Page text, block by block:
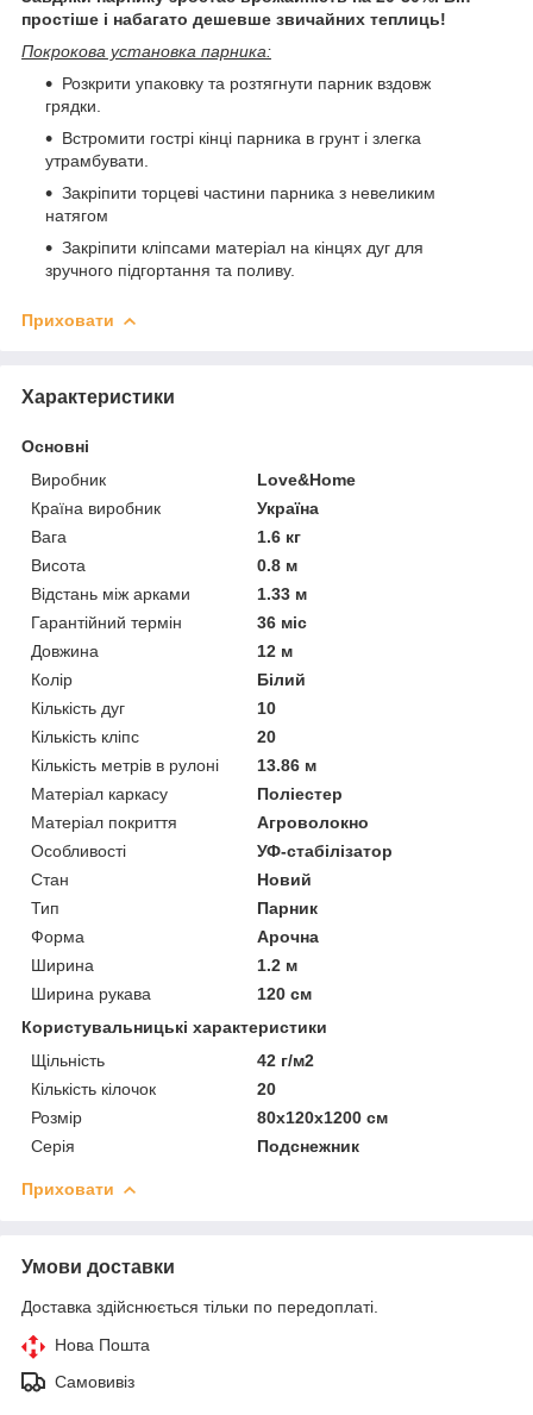
простіше і набагато дешевше звичайних теплиць!
Покрокова установка парника:
Розкрити упаковку та розтягнути парник вздовж
грядки.
Встромити гострі кінці парника в грунт і злегка
утрамбувати.
Закріпити торцеві частини парника з невеликим
натягом
Закріпити кліпсами матеріал на кінцях дуг для
зручного підгортання та поливу.
Приховати
Характеристики
Основні
Виробник
Love&Home
Країна виробник
Україна
Вага
1.6 кг
Висота
0.8 м
Відстань між арками
1.33 м
Гарантійний термін
36 міс
Довжина
12 м
Колір
Білий
Кількість дуг
10
Кількість кліпс
20
Кількість метрів в рулоні
13.86 м
Матеріал каркасу
Поліестер
Матеріал покриття
Агроволокно
Особливості
УФ-стабілізатор
Стан
Новий
Тип
Парник
Форма
Арочна
Ширина
1.2 м
Ширина рукава
120 см
Користувальницькі характеристики
Щільність
42 г/м2
Кількість кілочок
20
Розмір
80х120х1200 см
Серія
Подснежник
Приховати
Умови доставки
Доставка здійснюється тільки по передоплаті.
Нова Пошта
Самовивіз